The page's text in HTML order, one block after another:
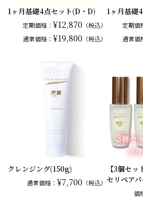
1ヶ月基礎4点セット(D・D)
定期価格： ¥12,870 （税込）
通常価格： ¥19,800 （税込）
1ヶ月基礎
定期価
通常価
クレンジング(150g)
通常価格：¥7,700 （税込）
【3個セ
セリペア
価